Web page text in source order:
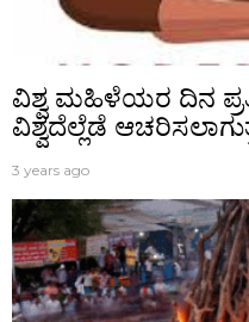
ವಿಶ್ವ ಮಹಿಳೆಯರ ದಿನ
ವಿಶ್ವದೆಲ್ಲೆಡೆ
3 years ago